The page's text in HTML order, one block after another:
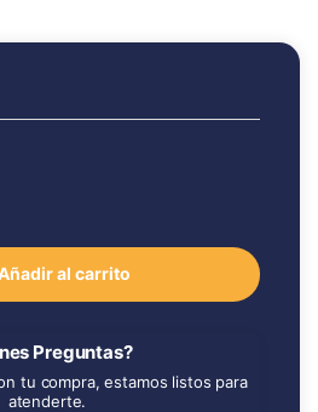
al carrito
Preguntas?
tu compra, estamos listos para
atenderte.